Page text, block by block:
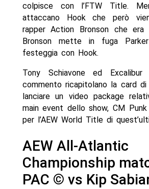
colpisce con l’FTW Title.
attaccano Hook che però
rapper Action Bronson che
Bronson mette in fuga
festeggia con Hook.
Tony Schiavone ed
commento ricapitolano la card
lanciare un video package
main event dello show, CM
per l’AEW World Title di
AEW All-Atlantic
Championship
PAC © vs Kip